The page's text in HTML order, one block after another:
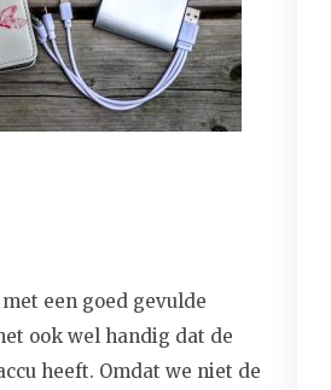
een goed gevulde
ook wel handig dat de
heeft. Omdat we niet de